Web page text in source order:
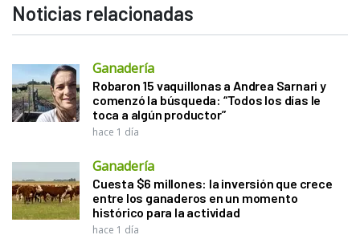
Noticias relacionadas
Ganadería
Robaron 15 vaquillonas a Andrea Sarnari y
comenzó la búsqueda: “Todos los días le
toca a algún productor”
hace 1 día
Ganadería
Cuesta $6 millones: la inversión que crece
entre los ganaderos en un momento
histórico para la actividad
hace 1 día